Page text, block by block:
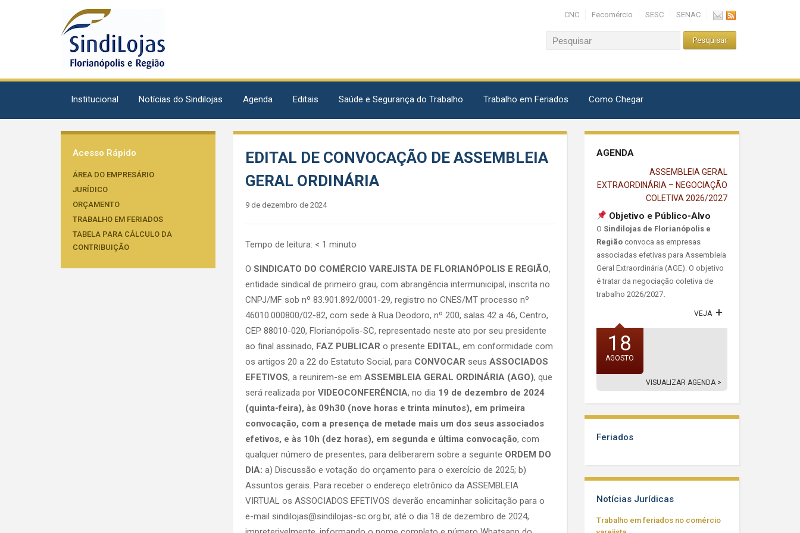
CNC Fecomércio SESC SENAC
Institucional Notícias do Sindilojas Agenda Editais Saúde e Segurança do Trabalho Trabalho em Feriados Como Chegar
Acesso Rápido
ÁREA DO EMPRESÁRIO
JURÍDICO
ORÇAMENTO
TRABALHO EM FERIADOS
TABELA PARA CÁLCULO DA
CONTRIBUIÇÃO
EDITAL DE CONVOCAÇÃO DE ASSEMBLEIA
GERAL ORDINÁRIA
9 de dezembro de 2024
Tempo de leitura: < 1 minuto
O SINDICATO DO COMÉRCIO VAREJISTA DE FLORIANÓPOLIS E REGIÃO,
entidade sindical de primeiro grau, com abrangência intermunicipal, inscrita no
CNPJ/MF sob nº 83.901.892/0001-29, registro no CNES/MT processo nº
46010.000800/02-82, com sede à Rua Deodoro, nº 200, salas 42 a 46, Centro,
CEP 88010-020, Florianópolis-SC, representado neste ato por seu presidente
ao final assinado, FAZ PUBLICAR o presente EDITAL, em conformidade com
os artigos 20 a 22 do Estatuto Social, para CONVOCAR seus ASSOCIADOS
EFETIVOS, a reunirem-se em ASSEMBLEIA GERAL ORDINÁRIA (AGO), que
será realizada por VIDEOCONFERÊNCIA, no dia 19 de dezembro de 2024
(quinta-feira), às 09h30 (nove horas e trinta minutos), em primeira
convocação, com a presença de metade mais um dos seus associados
efetivos, e às 10h (dez horas), em segunda e última convocação, com
qualquer número de presentes, para deliberarem sobre a seguinte ORDEM DO
DIA: a) Discussão e votação do orçamento para o exercício de 2025; b)
Assuntos gerais. Para receber o endereço eletrônico da ASSEMBLEIA
VIRTUAL os ASSOCIADOS EFETIVOS deverão encaminhar solicitação para o
e-mail sindilojas@sindilojas-sc.org.br, até o dia 18 de dezembro de 2024,
AGENDA
ASSEMBLEIA GERAL
EXTRAORDINÁRIA – NEGOCIAÇÃO
COLETIVA 2026/2027
Objetivo e Público-Alvo
O Sindilojas de Florianópolis e
Regiãoconvoca as empresas
associadas efetivas para Assembleia
Geral Extraordinária (AGE). O objetivo
é tratar da negociação coletiva de
trabalho 2026/2027.
VEJA
18
AGOSTO
VISUALIZAR AGENDA >
Feriados
Notícias Jurídicas
Trabalho em feriados no comércio